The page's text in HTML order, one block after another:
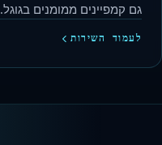
גם קמפיינים ממומנים בגוגל.
לעמוד השירות